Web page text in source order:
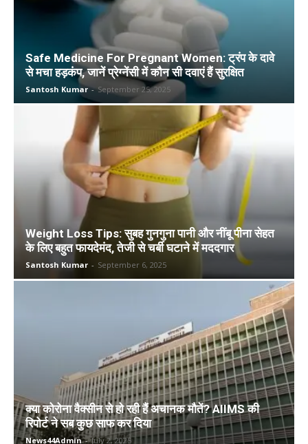
Safe Medicine For Pregnant Women: ट्रंप के दावे
से मचा हड़कंप, जानें प्रेग्नेंसी में कौन सी दवाएं हैं सुरक्षित
Santosh Kumar - September 25, 2025
Weight Loss Tips: सुबह गुनगुना पानी और नींबू पीना सेहत
के लिए बहुत फायदेमंद, तेजी से चर्बी घटाने में मददगार
Santosh Kumar - September 6, 2025
क्या कोरोना वैक्सीन से हो रही हैं अचानक मौतें? AIIMS की
रिपोर्ट ने सब कुछ साफ कर दिया
News44Admin - July 2, 2025